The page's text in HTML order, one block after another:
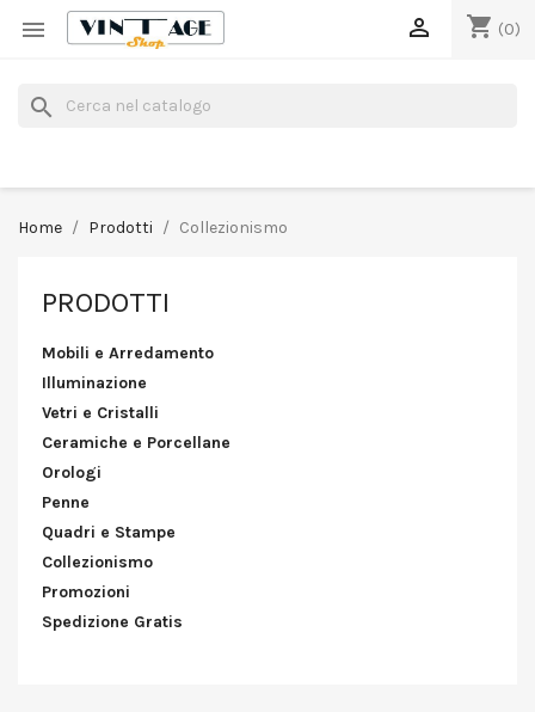
 shopping_cart (0)

search
Home Prodotti Collezionismo
PRODOTTI
Mobili e Arredamento
Illuminazione
Vetri e Cristalli
Ceramiche e Porcellane
Orologi
Penne
Quadri e Stampe
Collezionismo
Promozioni
Spedizione Gratis